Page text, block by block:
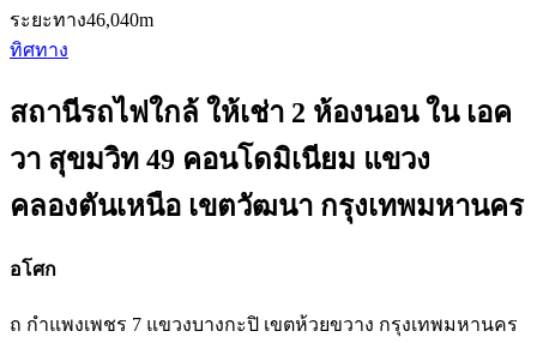
ระยะทาง46,040m
ทิศทาง
สถานีรถไฟใกล้ ให้เช่า 2 ห้องนอน ใน เอค
วา สุขมวิท 49 คอนโดมิเนียม แขวง
คลองตันเหนือ เขตวัฒนา กรุงเทพมหานคร
อโศก
ถ กำแพงเพชร 7 แขวงบางกะปิ เขตห้วยขวาง กรุงเทพมหานคร